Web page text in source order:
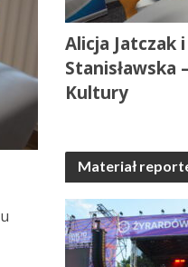
Alicja Jatczak
Stanisławska
Kultury
Materiał